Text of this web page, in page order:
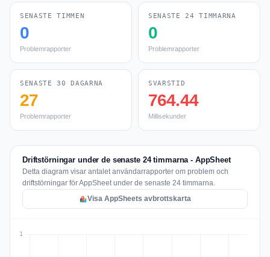
SENASTE TIMMEN
0
Problemrapporter
SENASTE 24 TIMMARNA
0
Problemrapporter
SENASTE 30 DAGARNA
27
Problemrapporter
SVARSTID
764.44
Millisekunder
Driftstörningar under de senaste 24 timmarna - AppSheet
Detta diagram visar antalet användarrapporter om problem och
driftstörningar för AppSheet under de senaste 24 timmarna.
Visa AppSheets avbrottskarta